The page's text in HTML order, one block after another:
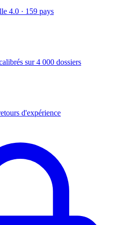
4.0 · 159 pays
sur 4 000 dossiers
d'expérience